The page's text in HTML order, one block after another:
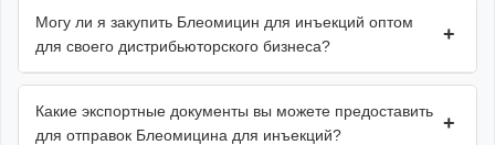
Могу ли я закупить Блеомицин для инъекций оптом
для своего дистрибьюторского бизнеса?
+
Какие экспортные документы вы можете предоставить
для отправок Блеомицина для инъекций?
+